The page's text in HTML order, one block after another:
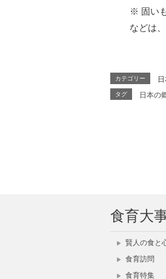
※ 固い
などは
カテゴリー
タグ 日本の
食育大
賢人の食と
食育訪問
食育特集